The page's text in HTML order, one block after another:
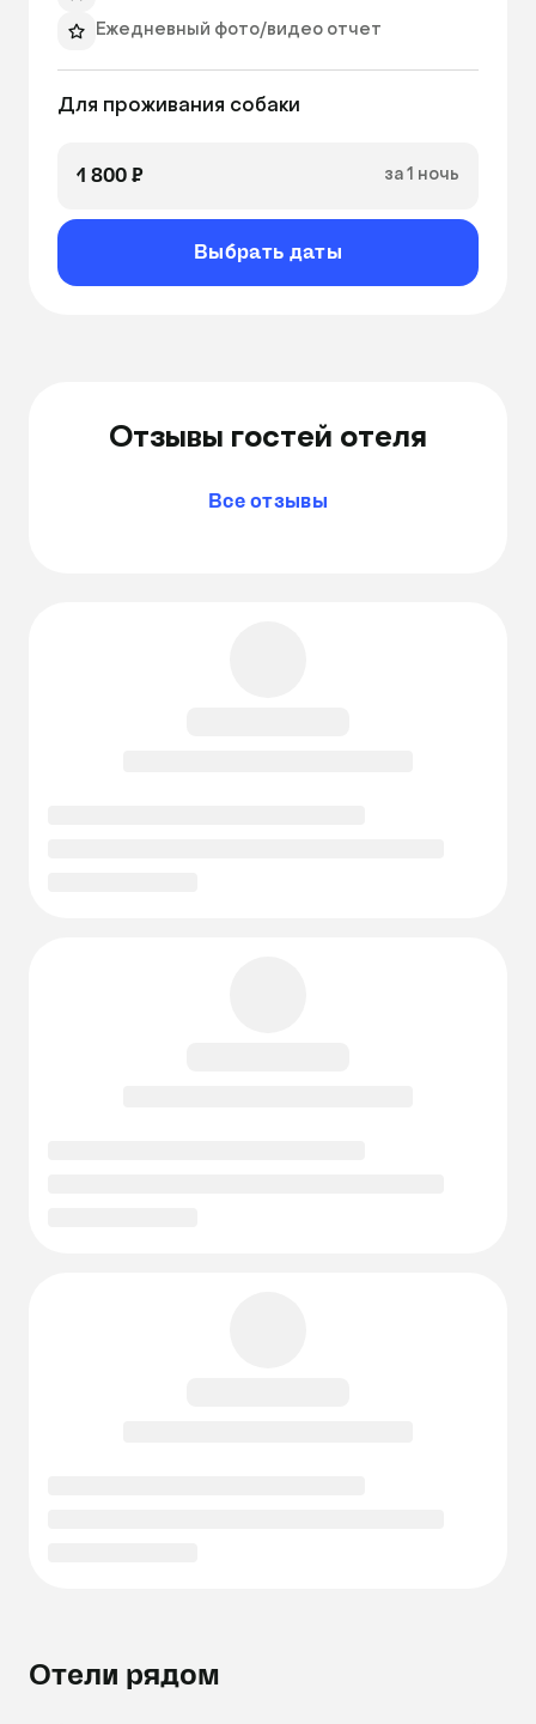
возможность наслаждаться прекрасными
видами и следить за происходящим за окном.
тариф.
Ежедневный фото/видео отчет
Для проживания собаки
1 800 ₽ за 1 ночь
Выбрать даты
Отзывы гостей отеля
Все отзывы
Отели рядом